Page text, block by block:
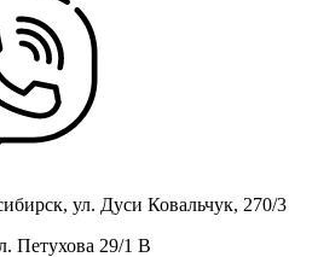
ул. Дуси Ковальчук, 270/3
Петухова 29/1 В